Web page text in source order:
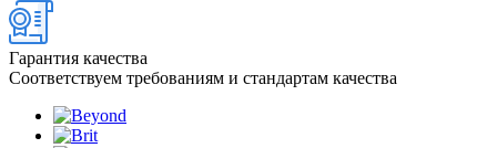
Гарантия качества
Соответствуем требованиям и стандартам качества